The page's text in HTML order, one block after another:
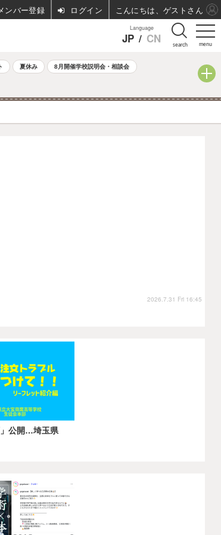
menu
Language
JP / CN search
夏休み 8月開催学校説明会・相談会
2026.7.31 Fri 16:45
公開…埼玉県
ログイン こんにちは、ゲストさん